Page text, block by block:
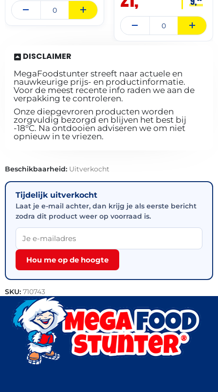
DISCLAIMER
MegaFoodstunter streeft naar actuele en
nauwkeurige prijs- en productinformatie.
Voor de meest recente info raden we aan de
verpakking te controleren.
Onze diepgevroren producten worden
zorgvuldig bezorgd en blijven het best bij
-18°C. Na ontdooien adviseren we om niet
opnieuw in te vriezen.
Beschikbaarheid: Uitverkocht
Tijdelijk uitverkocht
Laat je e-mail achter, dan krijg je als eerste bericht
zodra dit product weer op voorraad is.
Hou me op de hoogte
SKU: 710743
Categorieën:Outlet